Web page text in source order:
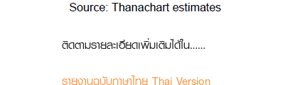
ติดตามรายละเอียดเพิ่มเติมได้ใน……
รายงานฉบับภาษาไทย Thai Version